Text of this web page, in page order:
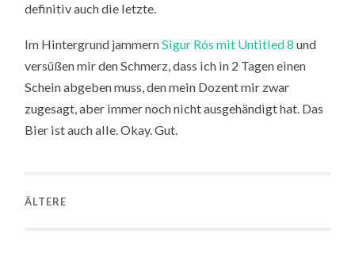
definitiv auch die letzte.
Im Hintergrund jammernSigur Rós mit Untitled 8 und
versüßen mir den Schmerz, dass ich in 2 Tagen einen
Schein abgeben muss, den mein Dozent mir zwar
zugesagt, aber immer noch nicht ausgehändigt hat. Das
Bier ist auch alle. Okay. Gut.
ÄLTERE